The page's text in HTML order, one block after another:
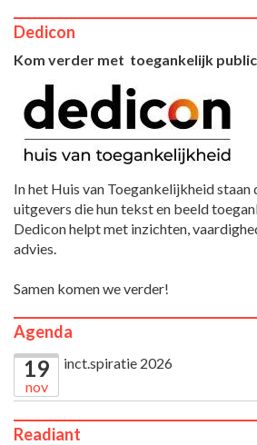
Dedicon
Kom verder met toegankelijk
In het Huis van Toegankelijkheid staan
uitgevers die hun tekst en beeld
Dedicon helpt met inzichten,
advies.
Samen komen we verder!
Agenda
19
nov
inct.spiratie 2026
Readiant